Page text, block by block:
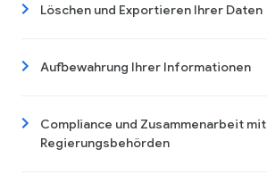
Löschen und Exportieren Ihrer Daten
Aufbewahrung Ihrer Informationen
Compliance und Zusammenarbeit mit
Regierungsbehörden